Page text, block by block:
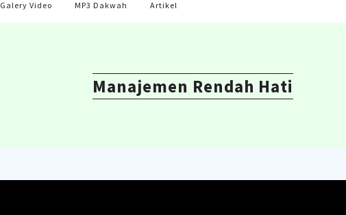
Galery Video MP3 Dakwah Artikel
Manajemen Rendah Hati